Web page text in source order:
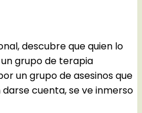
descubre que quien lo
grupo de terapia
un grupo de asesinos que
cuenta, se ve inmerso